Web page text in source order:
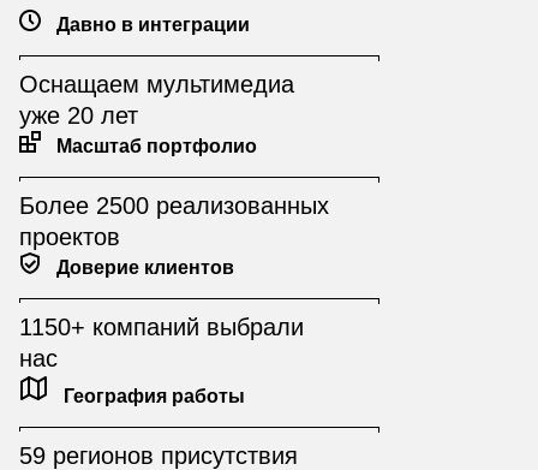
Давно в интеграции
Оснащаем мультимедиа
уже 20 лет
Масштаб портфолио
Более 2500 реализованных
проектов
Доверие клиентов
1150+ компаний выбрали
нас
География работы
59 регионов присутствия